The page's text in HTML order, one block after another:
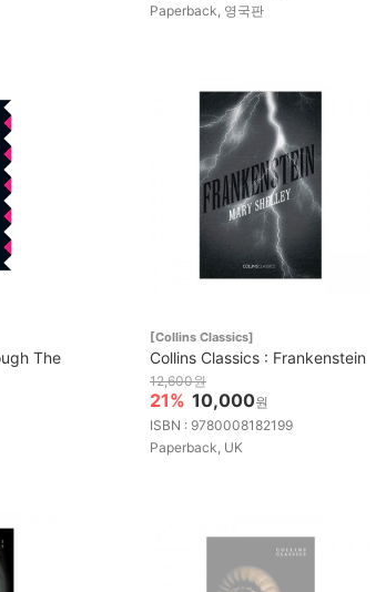
Paperback, 영국판
The
[Collins Classics]
Collins Classics : Frankenstein
12,600원
21% 10,000원
ISBN : 9780008182199
Paperback, UK